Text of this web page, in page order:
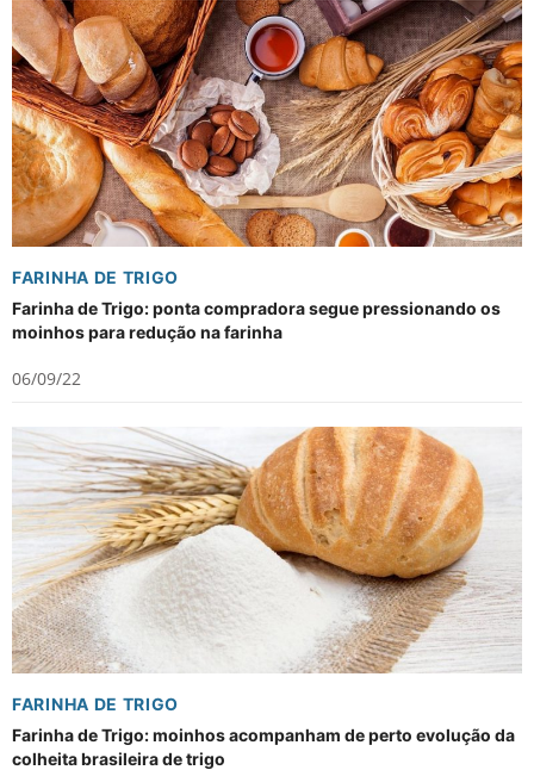
FARINHA DE TRIGO
Farinha de Trigo: ponta compradora segue pressionando os
moinhos para redução na farinha
06/09/22
FARINHA DE TRIGO
Farinha de Trigo: moinhos acompanham de perto evolução da
colheita brasileira de trigo